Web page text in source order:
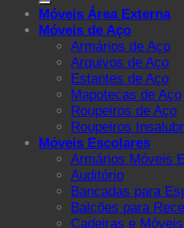
Móveis Área Externa
Móveis de Aço
Armários de Aço
Arquivos de Aço
Estantes de Aço
Mapotecas de Aço
Roupeiros de Aço
Roupeiros
Móveis Escolares
Armários Móveis
Auditório
Bancadas para
Balcões para
Cadeiras e